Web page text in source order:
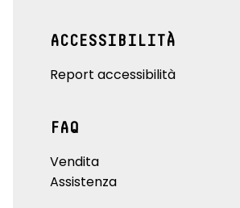
ACCESSIBILITÀ
Report accessibilità
FAQ
Vendita
Assistenza